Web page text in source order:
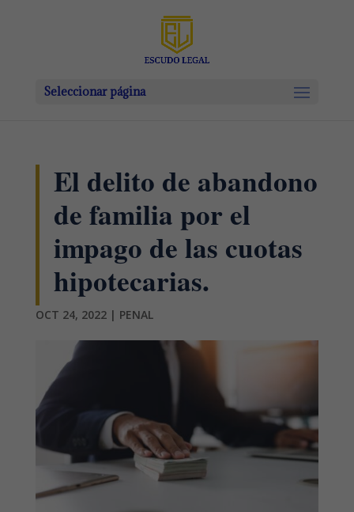
Seleccionar página
El delito de abandono
de familia por el
impago de las cuotas
hipotecarias.
OCT 24, 2022| PENAL